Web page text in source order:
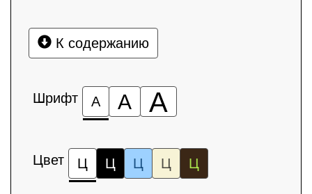
К содержанию
Шрифт А А А
Цвет Ц Ц Ц Ц Ц